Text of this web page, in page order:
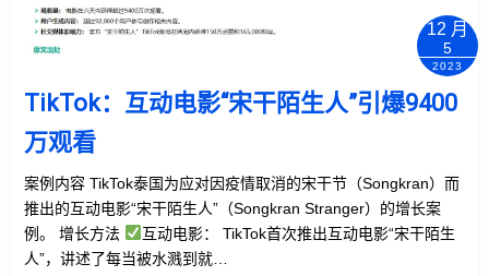
12 月
5
2023
TikTok：互动电影“宋干陌生人”引爆9400
万观看
案例内容 TikTok泰国为应对因疫情取消的宋干节（Songkran）而
推出的互动电影“宋干陌生人”（Songkran Stranger）的增长案
例。 增长方法
互动电影： TikTok首次推出互动电影“宋干陌生
人”，讲述了每当被水溅到就…